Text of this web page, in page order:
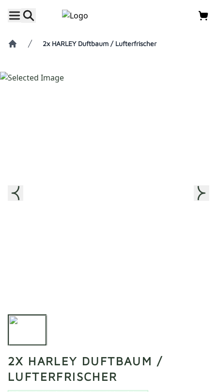
2x HARLEY Duftbaum / Lufterfrischer
2X HARLEY DUFTBAUM /
LUFTERFRISCHER